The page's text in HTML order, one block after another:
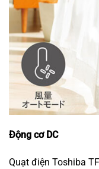
Động cơ DC
Quạt điện Toshiba